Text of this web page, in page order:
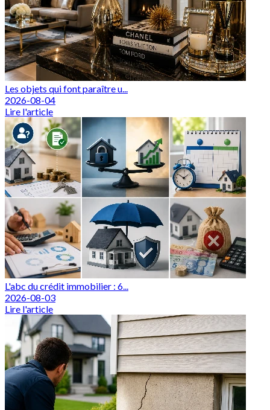
Les objets qui font paraître u...
2026-08-04
Lire l'article
L'abc du crédit immobilier : 6...
2026-08-03
Lire l'article